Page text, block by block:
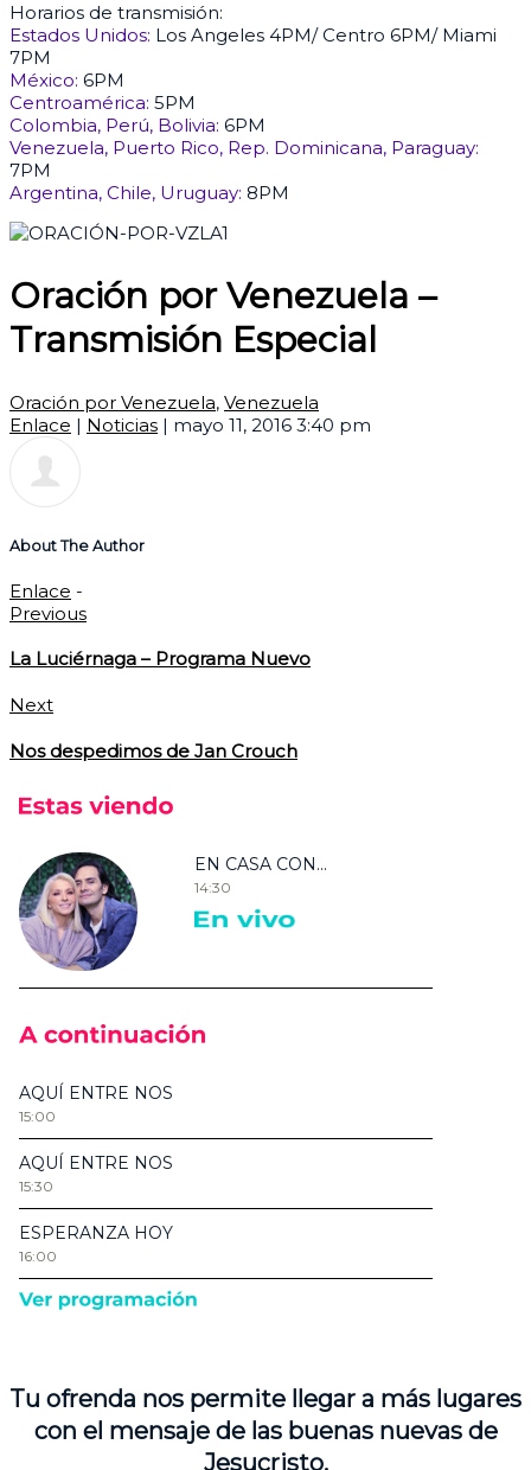
Horarios de transmisión:
Estados Unidos: Los Angeles 4PM/ Centro 6PM/ Miami
7PM
México: 6PM
Centroamérica: 5PM
Colombia, Perú, Bolivia: 6PM
Venezuela, Puerto Rico, Rep. Dominicana, Paraguay:
7PM
Argentina, Chile, Uruguay: 8PM
Oración por Venezuela –
Transmisión Especial
Oración por Venezuela, Venezuela
Enlace | Noticias | mayo 11, 2016 3:40 pm
About The Author
Enlace -
Previous
La Luciérnaga – Programa Nuevo
Next
Nos despedimos de Jan Crouch
Tu ofrenda nos permite llegar a más lugares
con el mensaje de las buenas nuevas de
Jesucristo.